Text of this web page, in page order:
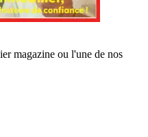
magazine ou l'une de nos